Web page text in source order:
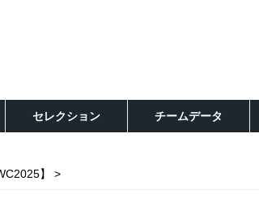
セレクション チームデータ
】